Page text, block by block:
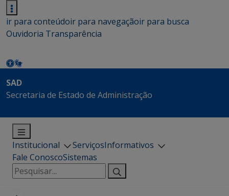
ir para conteúdoir para navegaçãoir para busca
Ouvidoria Transparência
SAD
Secretaria de Estado de Administração
Institucional ServiçosInformativos
Fale ConoscoSistemas
Pesquisar
por: